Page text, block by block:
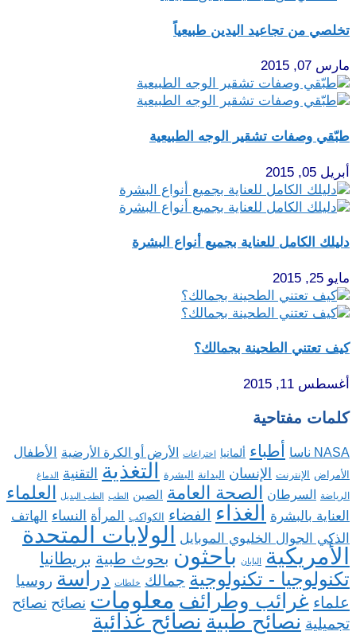
تخلصي من تجاعيد اليدين طبيعياً
مارس 07, 2015
طبّقي وصفات تشقير الوجه الطبيعية
أبريل 05, 2015
دليلك الكامل للعناية بجميع أنواع البشرة
مايو 25, 2015
كيف تعتني الطحينة بجمالك؟
أغسطس 11, 2015
كلمات مفتاحية
NASA ناسا أطباء ألمانيا اختراعات الأرض أو الكرة الأرضية الأطفال
الأمراض الإنترنت الإنسان البدانة البشرة التغذية التقنية الدماغ
الرياضة السرطان الصحة العامة الصين الطب الطب البديل العلماء
العناية بالبشرة الغذاء الفضاء الكواكب المرأة النساء
الهاتف
الذكي الجوال الخليوي الموبايل
الولايات المتحدة
الأمريكية
اليابان باحثون بحوث طبية بريطانيا
تكنولوجيا - تكنولوجية جمالك خلطات دراسة روسيا
علماء غرائب وطرائف معلومات نصائح نصائح
تجميلية نصائح طبية نصائح غذائية